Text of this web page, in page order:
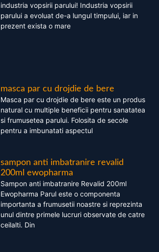
industria vopsirii parului! Industria vopsirii
parului a evoluat de-a lungul timpului, iar in
prezent exista o mare
masca par cu drojdie de bere
Masca par cu drojdie de bere este un produs
natural cu multiple beneficii pentru sanatatea
si frumusetea parului. Folosita de secole
pentru a imbunatati aspectul
sampon anti imbatranire revalid
200ml ewopharma
Sampon anti imbatranire Revalid 200ml
Ewopharma Parul este o componenta
importanta a frumusetii noastre si reprezinta
unul dintre primele lucruri observate de catre
ceilalti. Din